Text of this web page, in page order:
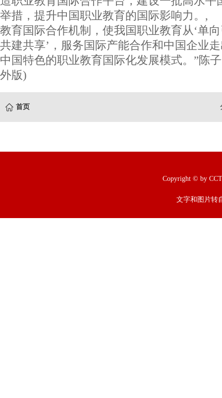
举措，提升中国职业教育的国际影响力。
教育国际合作机制，使我国职业教育从‘单
共建共享’，服务国际产能合作和中国企业
中国特色的职业教育国际化发展模式。”陈
外版)
首页
Copyright © by
文字和图片转